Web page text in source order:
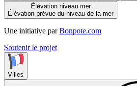
Élévation niveau mer
Élévation prévue du niveau de la mer
Une initiative par Bonpote.com
Soutenir le projet
Villes